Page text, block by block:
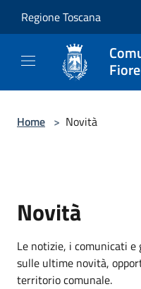
Regione Toscana
Home > Novità
Novità
Le notizie, i comunicati
sulle ultime novità,
territorio comunale.